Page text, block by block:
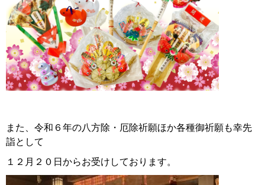
また、令和６年の八方除・厄除祈願ほか各種御祈願も幸先
詣として
１２月２０日からお受けしております。